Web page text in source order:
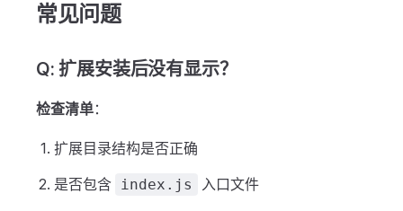
常见问题
Q: 扩展安装后没有显示？
检查清单：
扩展目录结构是否正确
是否包含 index.js 入口文件